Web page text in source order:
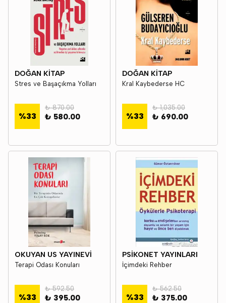
DOĞAN KİTAP
Stres ve Başaçıkma Yolları
%33
₺ 870.00
₺ 580.00
DOĞAN KİTAP
Kral Kaybederse HC
%33
₺ 1,035.00
₺ 690.00
OKUYAN US YAYINEVİ
Terapi Odası Konuları
%33
₺ 592.50
₺ 395.00
PSİKONET YAYINLARI
İçimdeki Rehber
%33
₺ 562.50
₺ 375.00